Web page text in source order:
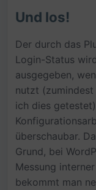
Und los!
Der durch das
Login-Status
ausgegeben,
nutzt (zumindest
ich dies
überschaubar.
Grund, bei
Messung
bekommt man